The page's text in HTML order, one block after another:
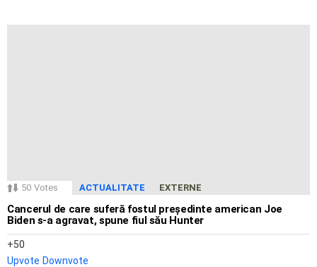
50 Votes ACTUALITATE EXTERNE
Cancerul de care suferă fostul președinte american Joe
Biden s-a agravat, spune fiul său Hunter
50
Upvote Downvote